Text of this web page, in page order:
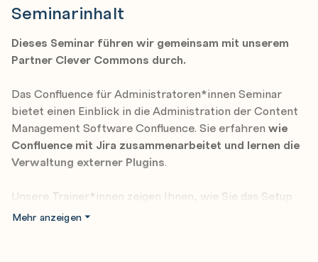
Seminarinhalt
Dieses Seminar führen wir gemeinsam mit unserem
Partner Clever Commons durch.
Das Confluence für Administratoren*innen Seminar
bietet einen Einblick in die Administration der Content
Management Software Confluence. Sie erfahren wie
Confluence mit Jira zusammenarbeitet und lernen die
Verwaltung externer Plugins.
Unsere Trainer*innen zeigen Ihnen, wie Sie das Setup
und die Berechtigungen von Confluence professionell
Mehr anzeigen